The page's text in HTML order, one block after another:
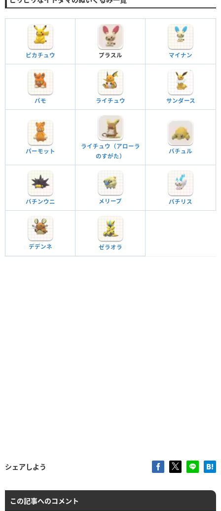
ピカチュウ プラスル マイナン
パモ ライチュウ サンダース
パーモット
ライチュウ（アローラ
のすがた）
バチュル
バチンウニ メリープ パチリス
デデンネ ゼラオラ
シェアしよう
この記事へのコメント